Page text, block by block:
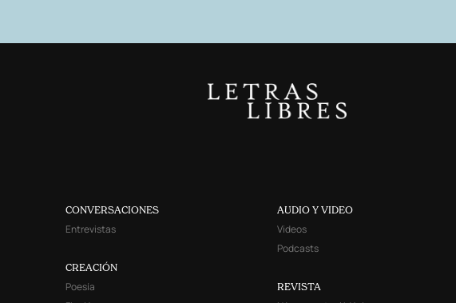
CONVERSACIONES
Entrevistas
CREACIÓN
Poesía
AUDIO Y VIDEO
Videos
Podcasts
REVISTA